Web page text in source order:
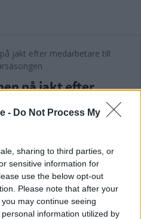
- Do Not Process My
sharing to third parties, or
sensitive information for
use the below opt-out
Please note that after your
may continue seeing
information utilized by
på jakt efter
nyheter